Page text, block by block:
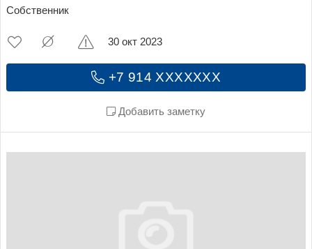
Собственник
+7 914 XXXXXXX
Добавить заметку
30 окт 2023